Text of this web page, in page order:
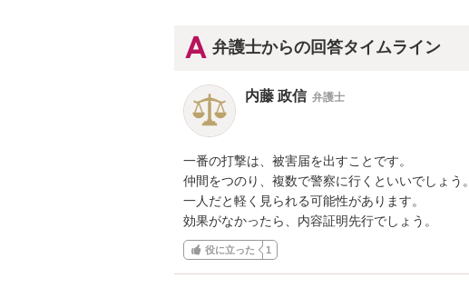
弁護士からの回答タイムライン
内藤 政信 弁護士
一番の打撃は、被害届を出すことです。
仲間をつのり、複数で警察に行くといいでしょう。
一人だと軽く見られる可能性があります。
効果がなかったら、内容証明先行でしょう。
役に立った 1